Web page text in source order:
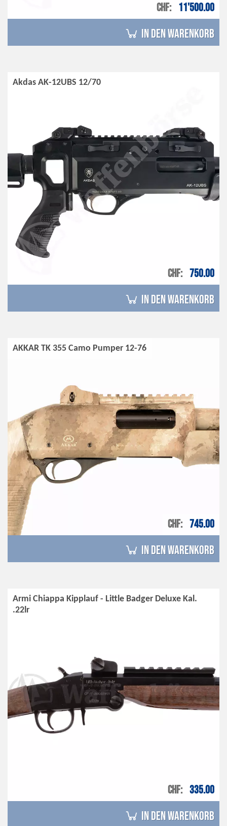
CHF 11'500.00
in den Warenkorb
Akdas AK-12UBS 12/70
CHF 750.00
in den Warenkorb
AKKAR TK 355 Camo Pumper 12-76
CHF 745.00
in den Warenkorb
Armi Chiappa Kipplauf - Little Badger Deluxe Kal.
.22lr
CHF 335.00
in den Warenkorb